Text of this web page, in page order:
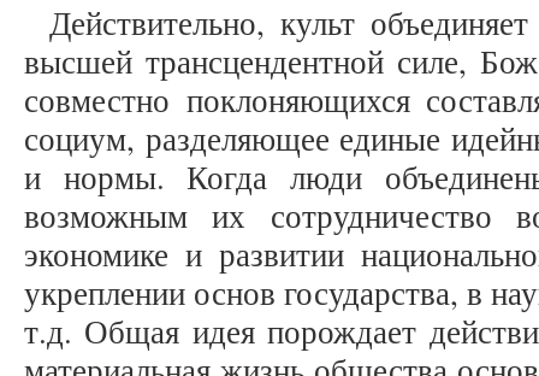
Действительно, культ
высшей трансцендентной силе,
совместно поклоняющихся
социум, разделяющее единые
и нормы. Когда люди
возможным их сотрудничество
экономике и развитии
укреплении основ государства, в
т.д. Общая идея порождает